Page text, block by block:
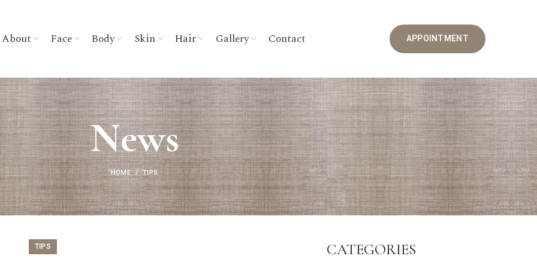
About Face Body Skin Hair Gallery Contact APPOINTMENT
News
HOME TIPS
TIPS CATEGORIES